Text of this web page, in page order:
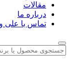
مقالات
درباره ما
تماس با علی